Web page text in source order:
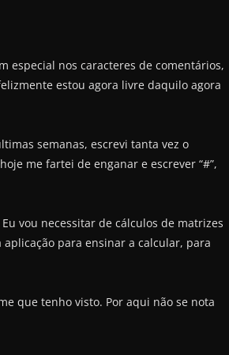
especial nos caracteres de comentários,
estou agora livre daquilo agora
semanas, escrevi tanta vez o
me fartei de enganar e escrever “#”,
vou necessitar de cálculos de matrizes
para ensinar a calcular, para
que tenho visto. Por aqui não se nota